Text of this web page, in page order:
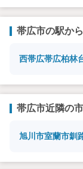
帯広市の駅か
西帯広帯広柏林
帯広市近隣の
旭川市室蘭市釧